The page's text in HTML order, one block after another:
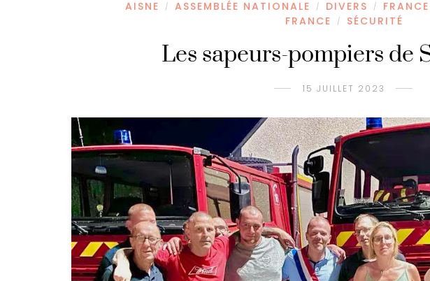
AISNE / ASSEMBLÉE NATIONALE / DIVERS / FRANCE
FRANCE
/ SÉCURITÉ
Les sapeurs-pompiers de
15 JUILLET 2023